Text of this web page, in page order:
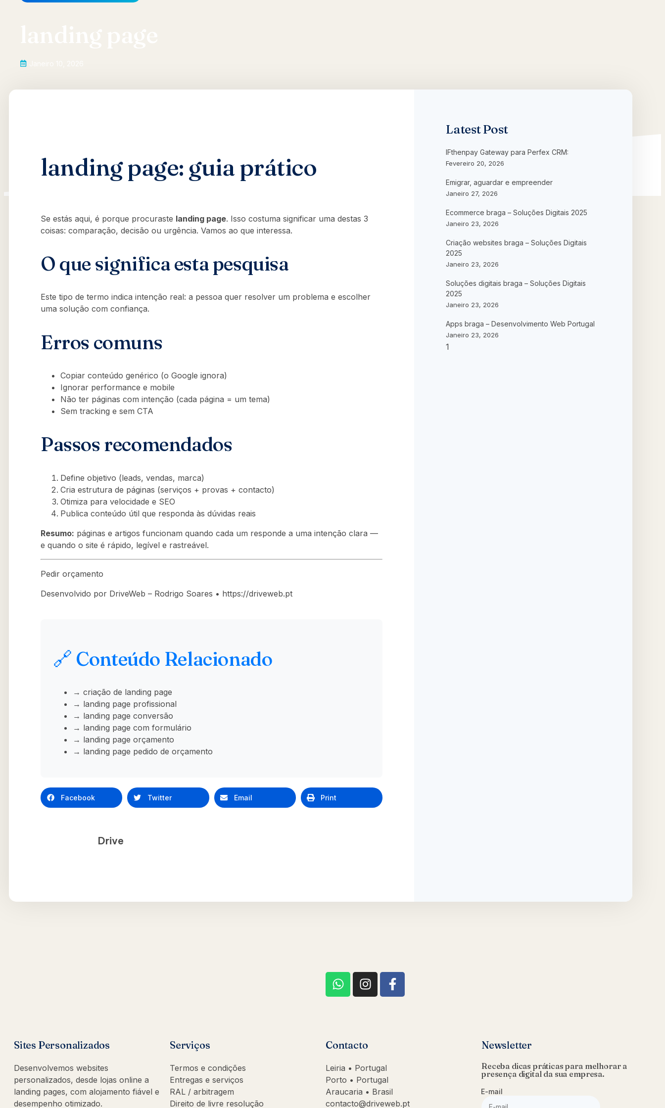
landing page: guia prático
Se estás aqui, é porque procuraste landing page. Isso costuma significar uma destas 3
coisas: comparação, decisão ou urgência. Vamos ao que interessa.
O que significa esta pesquisa
Este tipo de termo indica intenção real: a pessoa quer resolver um problema e escolher
uma solução com confiança.
Erros comuns
Copiar conteúdo genérico (o Google ignora)
Ignorar performance e mobile
Não ter páginas com intenção (cada página = um tema)
Sem tracking e sem CTA
Passos recomendados
Define objetivo (leads, vendas, marca)
Cria estrutura de páginas (serviços + provas + contacto)
Otimiza para velocidade e SEO
Publica conteúdo útil que responda às dúvidas reais
Resumo: páginas e artigos funcionam quando cada um responde a uma intenção clara —
e quando o site é rápido, legível e rastreável.
Pedir orçamento
Desenvolvido por DriveWeb – Rodrigo Soares • https://driveweb.pt
🔗 Conteúdo Relacionado
→ criação de landing page
→ landing page profissional
→ landing page conversão
→ landing page com formulário
→ landing page orçamento
→ landing page pedido de orçamento
Facebook Twitter Email Print
Drive
Latest Post
IFthenpay Gateway para Perfex CRM:
Fevereiro 20, 2026
Emigrar, aguardar e empreender
Janeiro 27, 2026
Ecommerce braga – Soluções Digitais 2025
Janeiro 23, 2026
Criação websites braga – Soluções Digitais
2025
Janeiro 23, 2026
Soluções digitais braga – Soluções Digitais
2025
Janeiro 23, 2026
Apps braga – Desenvolvimento Web Portugal
Janeiro 23, 2026
Sites Personalizados
Desenvolvemos websites
personalizados, desde lojas online a
landing pages, com alojamento fiável e
desempenho otimizado.
Serviços
Termos e condições
Entregas e serviços
RAL / arbitragem
Direito de livre resolução
Contacto
Leiria • Portugal
Porto • Portugal
Araucaria • Brasil
contacto@driveweb.pt
Newsletter
Receba dicas práticas para melhorar a
presença digital da sua empresa.
E-mail